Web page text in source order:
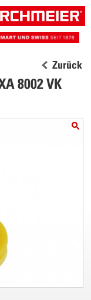
Zurück
8002 VK